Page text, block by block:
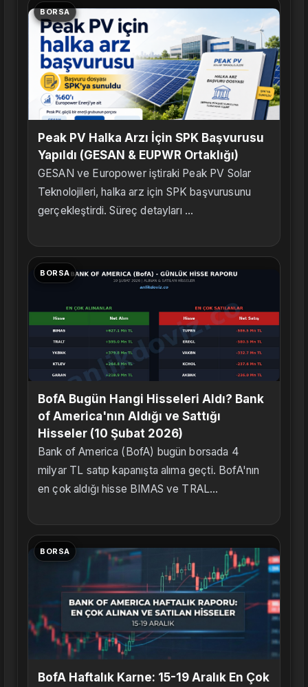
BORSA
Peak PV Halka Arzı İçin SPK Başvurusu
Yapıldı (GESAN & EUPWR Ortaklığı)
GESAN ve Europower iştiraki Peak PV Solar
Teknolojileri, halka arz için SPK başvurusunu
gerçekleştirdi. Süreç detayları ...
BORSA
BofA Bugün Hangi Hisseleri Aldı? Bank
of America'nın Aldığı ve Sattığı
Hisseler (10 Şubat 2026)
Bank of America (BofA) bugün borsada 4
milyar TL satıp kapanışta alıma geçti. BofA'nın
en çok aldığı hisse BIMAS ve TRAL...
BORSA
BofA Haftalık Karne: 15-19 Aralık En Çok